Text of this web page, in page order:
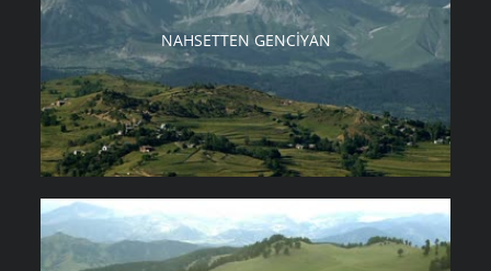
NAHSETTEN GENCIYAN